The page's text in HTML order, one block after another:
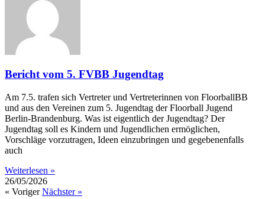
Bericht vom 5. FVBB Jugendtag
Am 7.5. trafen sich Vertreter und Vertreterinnen von FloorballBB
und aus den Vereinen zum 5. Jugendtag der Floorball Jugend
Berlin-Brandenburg. Was ist eigentlich der Jugendtag? Der
Jugendtag soll es Kindern und Jugendlichen ermöglichen,
Vorschläge vorzutragen, Ideen einzubringen und gegebenenfalls
auch
Weiterlesen »
26/05/2026
« Voriger Nächster »